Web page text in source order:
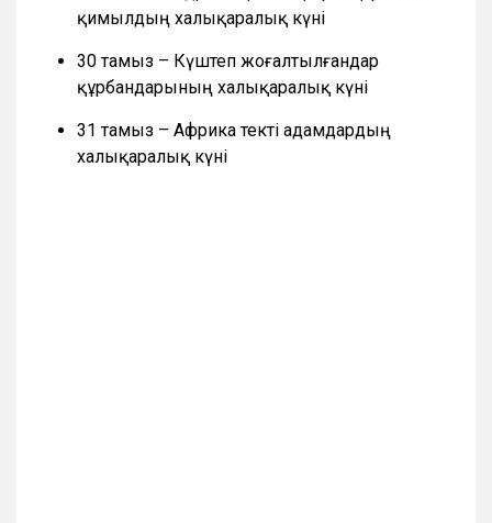
қимылдың халықаралық күні
30 тамыз – Күштеп жоғалтылғандар
құрбандарының халықаралық күні
31 тамыз – Африка текті адамдардың
халықаралық күні